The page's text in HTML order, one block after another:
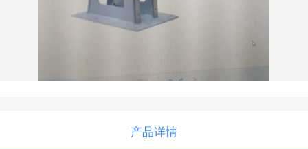
产品详情